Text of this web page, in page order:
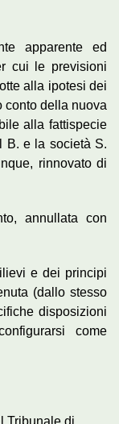
apparente ed
cui le previsioni
alla ipotesi dei
conto della nuova
alla fattispecie
B. e la società S.
rinnovato di
annullata con
e dei principi
(dallo stesso
disposizioni
come
Tribunale di